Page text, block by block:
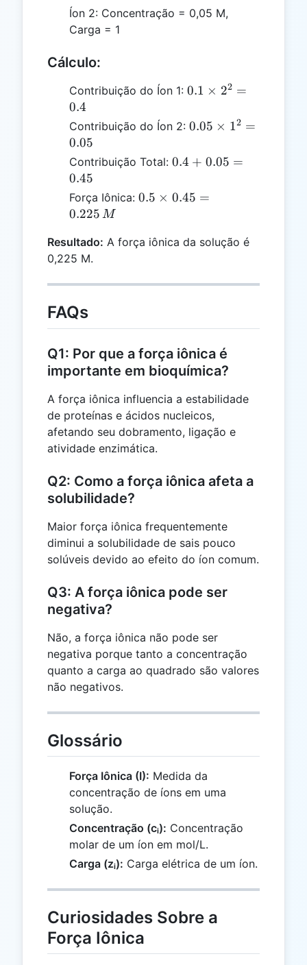
Íon 2: Concentração = 0,05 M,
Carga = 1
Cálculo:
Contribuição do Íon 1: 0.1
2^2 =
0.1 × 22 =
0.4
Contribuição do Íon 2: 0.05
1^2 =
0.05 × 12 =
0.05
Contribuição Total: 0.4
0.05
0.4 + 0.05 =
0.45
Força Iônica: 0.5
=
0.5 × 0.45 =
0.225 M
Resultado: A força iônica da solução é
0,225 M.
FAQs
Q1: Por que a força iônica é
importante em bioquímica?
A força iônica influencia a estabilidade
de proteínas e ácidos nucleicos,
afetando seu dobramento, ligação e
atividade enzimática.
Q2: Como a força iônica afeta a
solubilidade?
Maior força iônica frequentemente
diminui a solubilidade de sais pouco
solúveis devido ao efeito do íon comum.
Q3: A força iônica pode ser
negativa?
Não, a força iônica não pode ser
negativa porque tanto a concentração
quanto a carga ao quadrado são valores
não negativos.
Glossário
Força Iônica (I): Medida da
concentração de íons em uma
solução.
Concentração (cᵢ): Concentração
molar de um íon em mol/L.
Carga (zᵢ): Carga elétrica de um íon.
Curiosidades Sobre a
Força Iônica